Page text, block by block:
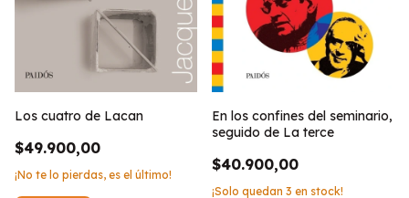
Los cuatro de Lacan
$49.900,00
¡No te lo pierdas, es el último!
En los confines del seminario,
seguido de La terce
$40.900,00
¡Solo quedan 3 en stock!